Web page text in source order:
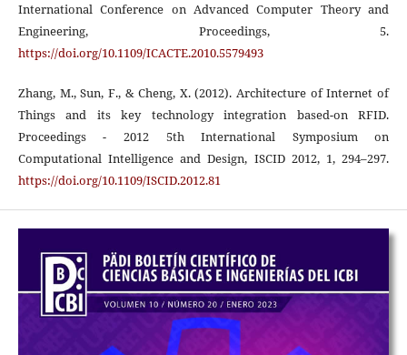
International Conference on Advanced Computer Theory and
Engineering, Proceedings, 5.
https://doi.org/10.1109/ICACTE.2010.5579493
Zhang, M., Sun, F., & Cheng, X. (2012). Architecture of Internet of
Things and its key technology integration based-on RFID.
Proceedings - 2012 5th International Symposium on
Computational Intelligence and Design, ISCID 2012, 1, 294–297.
https://doi.org/10.1109/ISCID.2012.81